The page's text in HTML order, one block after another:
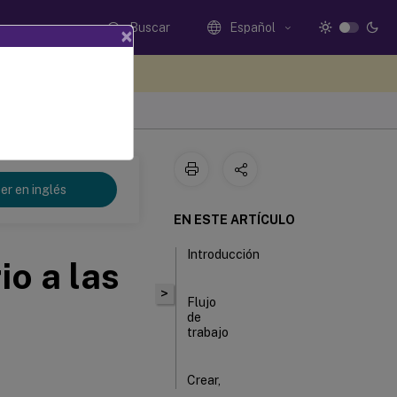
Buscar Español
en inglés
a las
>
EN ESTE ARTÍCULO
Introducción
Flujo
de
trabajo
Crear,
×